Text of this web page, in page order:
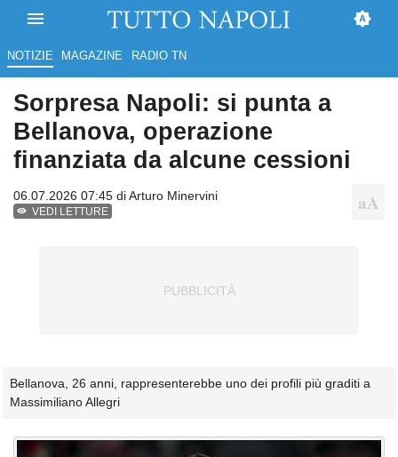
NOTIZIE MAGAZINE RADIO TN
Sorpresa Napoli: si punta a
Bellanova, operazione
finanziata da alcune cessioni
06.07.2026 07:45 diArturo Minervini
VEDI LETTURE
Bellanova, 26 anni, rappresenterebbe uno dei profili più graditi a
Massimiliano Allegri